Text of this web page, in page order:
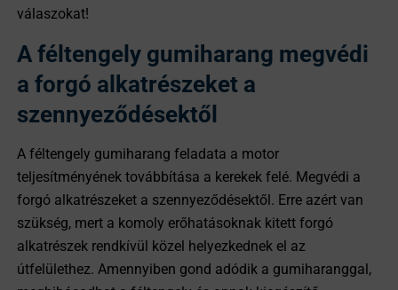
válaszokat!
A féltengely gumiharang megvédi
a forgó alkatrészeket a
szennyeződésektől
A féltengely gumiharang feladata a motor
teljesítményének továbbítása a kerekek felé. Megvédi a
forgó alkatrészeket a szennyeződésektől. Erre azért van
szükség, mert a komoly erőhatásoknak kitett forgó
alkatrészek rendkívül közel helyezkednek el az
útfelülethez. Amennyiben gond adódik a gumiharanggal,